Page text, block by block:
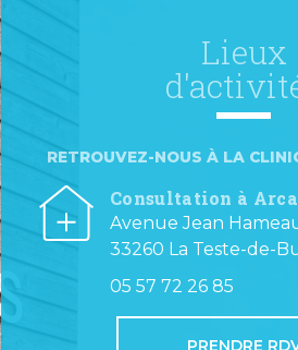
Lieux
RETROUVEZ-NOUS À LA
Consultation à
Avenue Jean
33260 La Teste-de-
05 57 72 26 85
PRENDRE